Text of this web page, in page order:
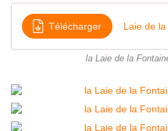
Télécharger Laie de
la Laie de la